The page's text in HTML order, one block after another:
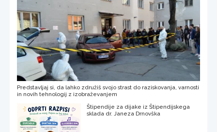
Predstavljaj si, da lahko združiš svojo strast do raziskovanja, varnosti
in novih tehnologij z izobraževanjem
Štipendije za dijake iz Štipendijskega
sklada dr. Janeza Drnovška